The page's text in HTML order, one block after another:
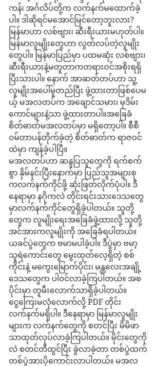
ကန်၊ အင်္ဂလိပ်တို့က လက်နက်မထောက်ခဲ့
ပါ။ ဒါဆိုရင်မအောင်မြင်တော့ဘူးလား?
မြန်မာဟာ လစ်ဗျား၊ ဆီးရီးယားမဟုတ်ပါ။
မြန်မာလူမျိုးတွေဟာ လွတ်လပ်တဲ့လူမျိုး
တွေပါ။ မြန်မာပြည်မှာ ပထမဆုံး လစ်ဗျား၊
ဆီးရီးယားနဲ့မတူတာကတရားဝင်အစိုးရရှိ
ပြီးသားပါ။ နောက် အာဆတ်တပ်ဟာ သူ့
လူမျိုးအပေါ်မူတည်ပြီး ဖွဲ့ထားတာဖြစ်ပေမ
ယ့် မအလတပ်က အချောင်သမား၊ မုဒိမ်း
ကောင်များနဲ့သာ ဖွဲ့ထားတာပါ။အခြေခံ
စိတ်ဓာတ်မအလတပ်မှာ မရှိတော့ပါ။ စီစီ
ဝမ်တာပန်တိုက်ခဲ့တဲ့ စိတ်ဓာတ်က ရာဇဝင်
ထဲမှာ ကျန်ခဲ့ပါပြီ။
မအလတပ်ဟာ ဆန္ဒပြသူတွေကို ရက်စက်
စွာ နှိမ်နင်းပြီးနောက်မှာ ပြည်သူအများစု
ကလက်နက်ကိုင်ဖို့ ဆုံးဖြတ်လိုက်ပုံပါ။ ဒီ
နေရာမှာ နဂိုကလဲ တိုင်းရင်းသားဒေသတွေ
မှာလက်နက်ကိုင်တွေရှိခဲ့ပါတယ်။ သူတို့
တွေက လူမျိုးရေးအခြေခံဖွဲ့ထားလို့ သူတို့
အင်အားကလူမျိုးကို အခြေခံရပါတယ်။
ယခင်ပွဲတွေက ဗမာမပါခဲ့ပါ။ ဒီပွဲမှာ ဗမာ့
သူရဲကောင်းတွေ မွေးထုတ်လေ့ရှိတဲ့ စစ်
ကိုင်းနဲ့ မကွေးမြောက်ပိုင်း၊ မန္တလေးအချို့
ဒေသတွေက ပါဝင်လာခဲ့ကြပါတယ်။ အစ
ပိုင်းမှာ တူမီးလောက်သာရှိခဲ့ပါတယ်။
ငွေကြေးမလုံလောက်လို့ PDF တိုင်း
လက်နက်မရှိပါ။ ဒီနေရာမှာ မြန်မာလူမျိုး
များက လက်နက်တွေကို စတင်ပြီး မိမိဖာ
သာထုတ်လုပ်လာခဲ့ကြပါတယ်။ မိုင်းတွေကို
လဲ စတင်တီထွင်ပြီး ခွဲလာခဲ့တာ တစ်ပွဲထက်
တစ်ပွဲအားပိုကောင်းလာပါတယ်။ မအလ